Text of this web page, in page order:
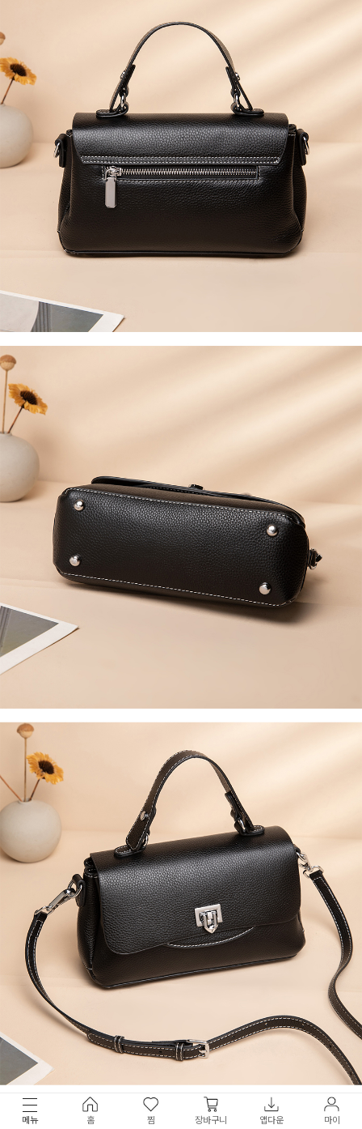
메뉴 홈 찜 장바구니 앱다운 마이